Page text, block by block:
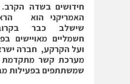
n
M
e
n
u
חידושים בשדה הקרב.
האמריקני הוא
שישלב כבר
חשמליים מאויישים
ועל הקרקע, חברה
מערכת קשר
שמשתתפים בפעילות